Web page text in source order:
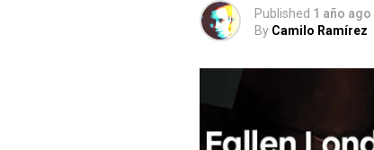
Published 1 año ago
By Camilo Ramírez